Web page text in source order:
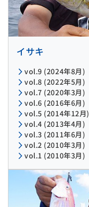
イサキ
vol.9 (2024年8月)
vol.8 (2022年5月)
vol.7 (2020年3月)
vol.6 (2016年6月)
vol.5 (2014年12月)
vol.4 (2013年4月)
vol.3 (2011年6月)
vol.2 (2010年3月)
vol.1 (2010年3月)